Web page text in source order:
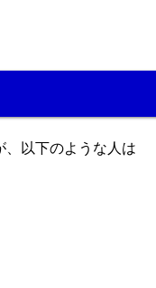
、以下のような人は